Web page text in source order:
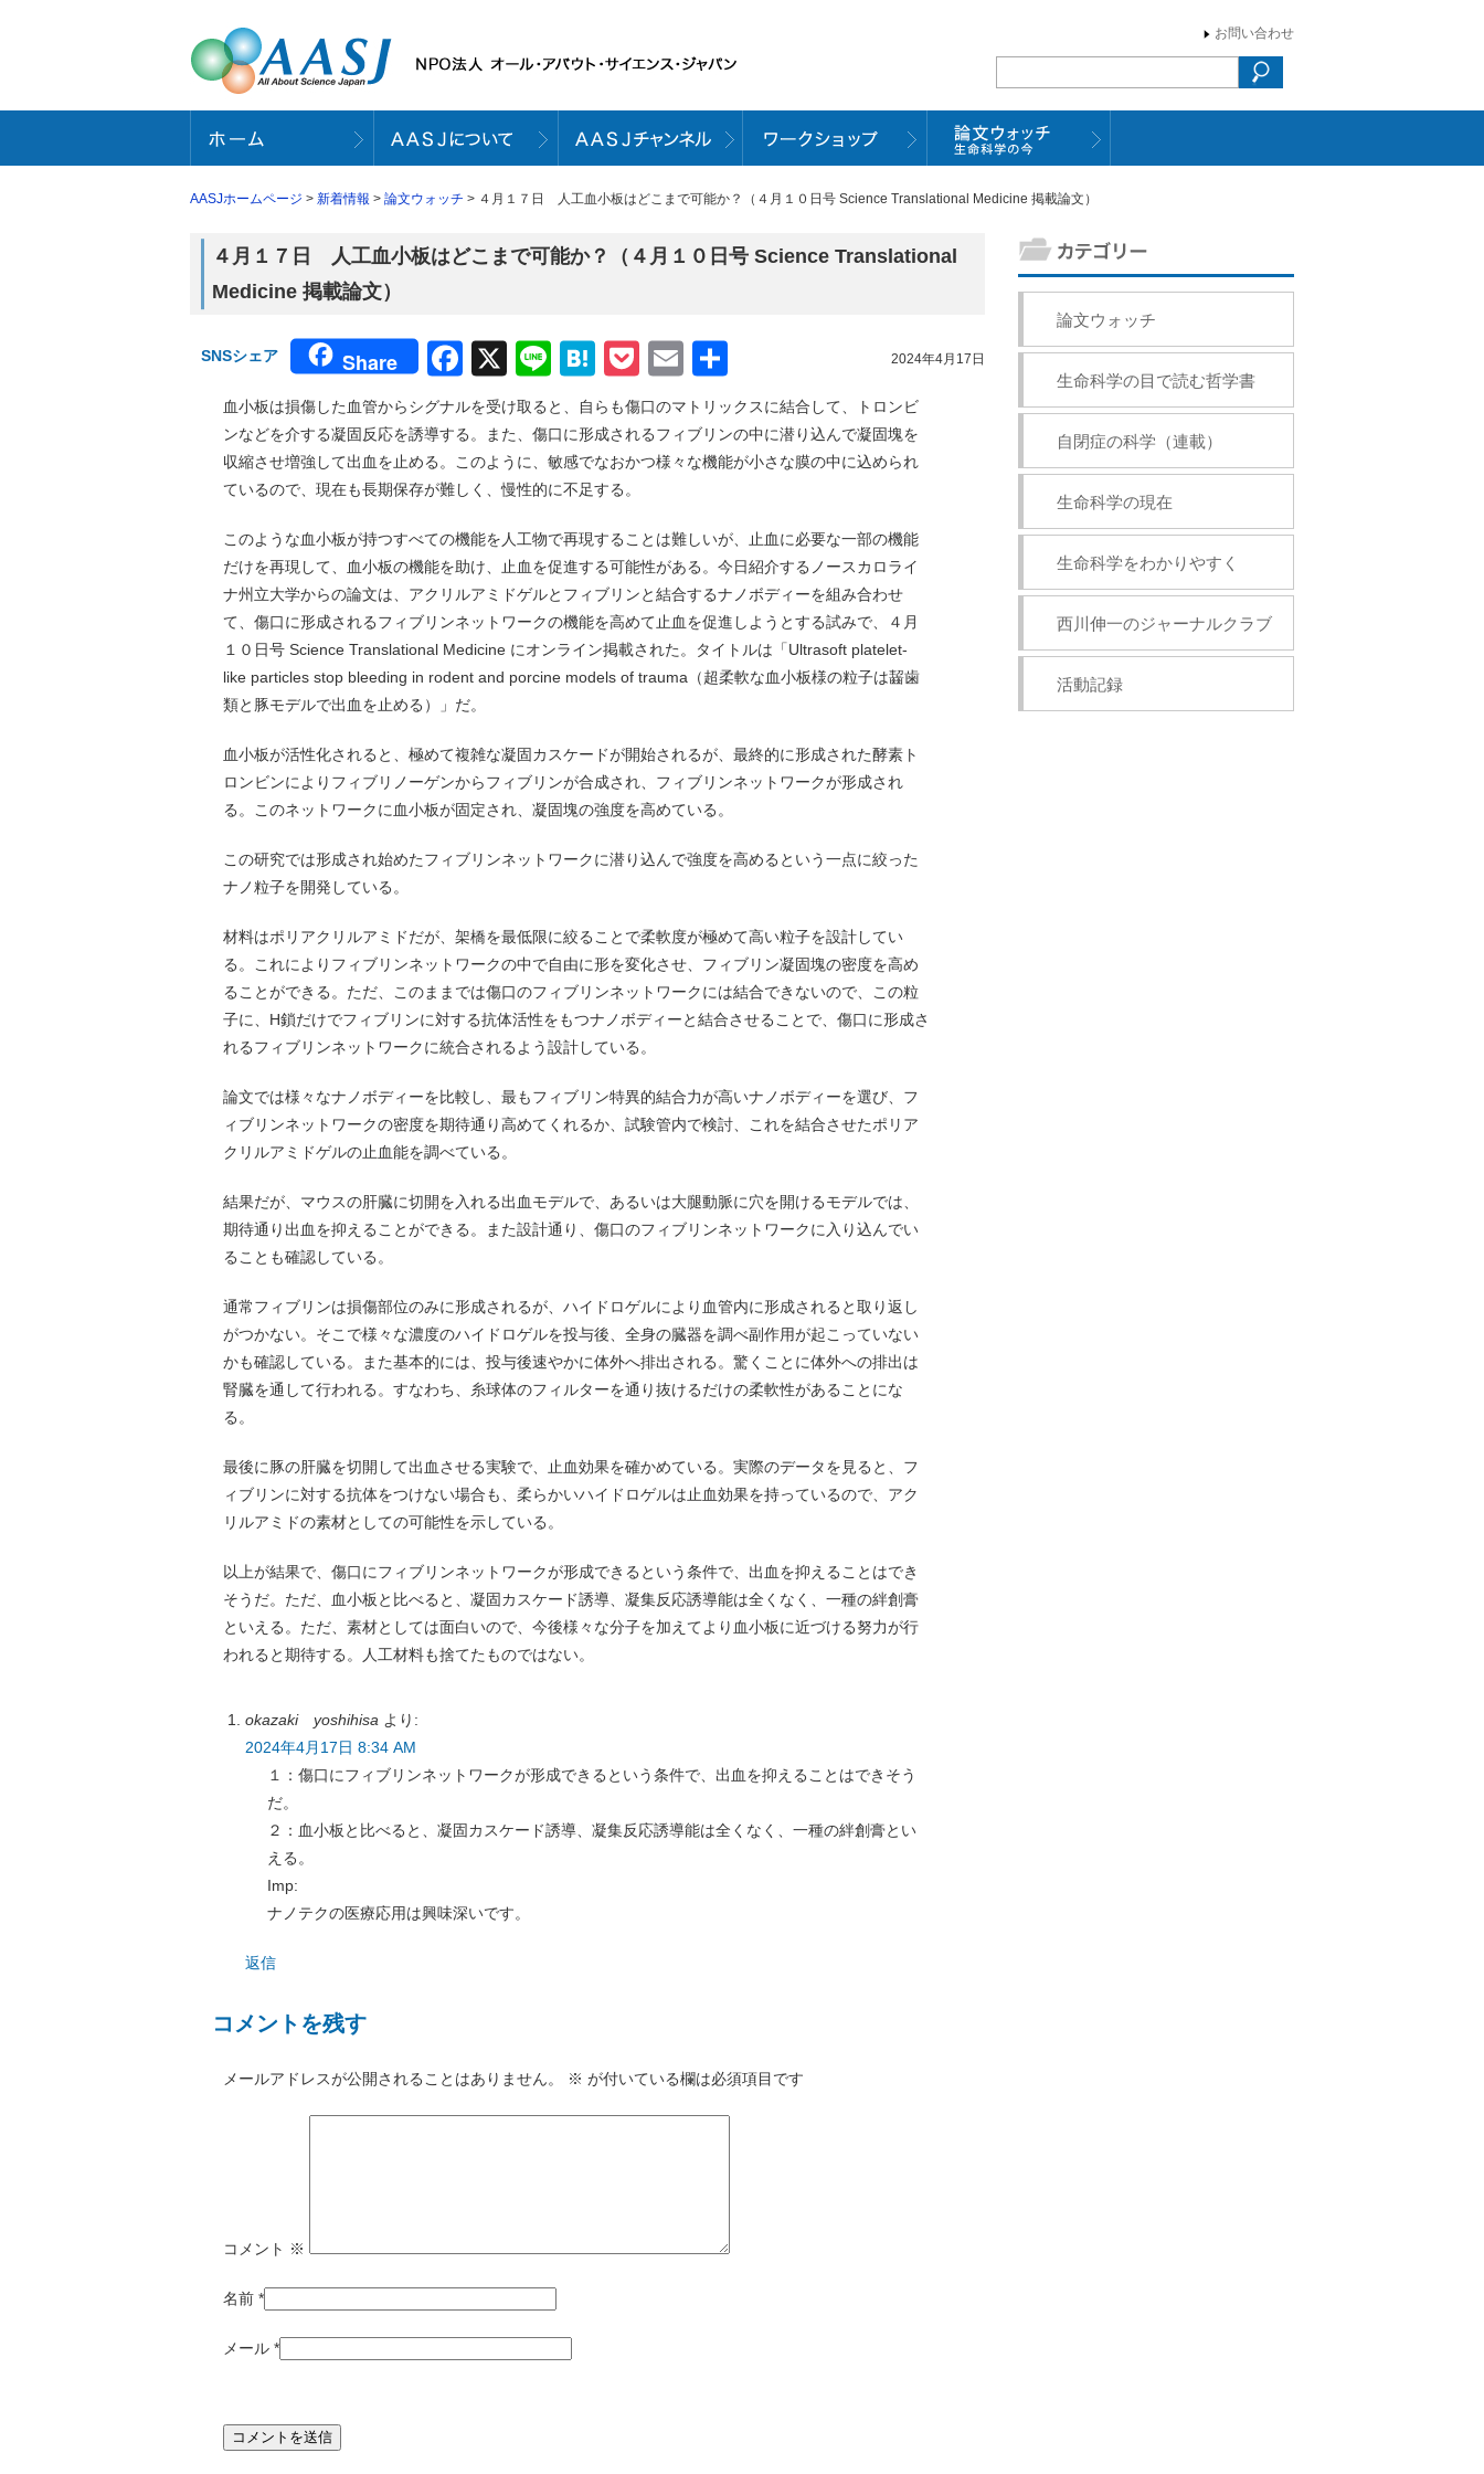
お問い合わせ
AASJホームページ > 新着情報 > 論文ウォッチ > ４月１７日 人工血小板はどこまで可能か？（４月１０日号 Science Translational Medicine 掲載論文）
４月１７日 人工血小板はどこまで可能か？（４月１０日号 Science Translational
Medicine 掲載論文）
2024年4月17日
SNSシェア Share Facebook
X LineHatena
Pocket
Email
有
血小板は損傷した血管からシグナルを受け取ると、自らも傷口のマトリックスに結合して、トロンビ
ンなどを介する凝固反応を誘導する。また、傷口に形成されるフィブリンの中に潜り込んで凝固塊を
収縮させ増強して出血を止める。このように、敏感でなおかつ様々な機能が小さな膜の中に込められ
ているので、現在も長期保存が難しく、慢性的に不足する。
このような血小板が持つすべての機能を人工物で再現することは難しいが、止血に必要な一部の機能
だけを再現して、血小板の機能を助け、止血を促進する可能性がある。今日紹介するノースカロライ
ナ州立大学からの論文は、アクリルアミドゲルとフィブリンと結合するナノボディーを組み合わせ
て、傷口に形成されるフィブリンネットワークの機能を高めて止血を促進しようとする試みで、４月
１０日号 Science Translational Medicine にオンライン掲載された。タイトルは「Ultrasoft platelet-
like particles stop bleeding in rodent and porcine models of trauma（超柔軟な血小板様の粒子は齧歯
類と豚モデルで出血を止める）」だ。
血小板が活性化されると、極めて複雑な凝固カスケードが開始されるが、最終的に形成された酵素ト
ロンビンによりフィブリノーゲンからフィブリンが合成され、フィブリンネットワークが形成され
る。このネットワークに血小板が固定され、凝固塊の強度を高めている。
この研究では形成され始めたフィブリンネットワークに潜り込んで強度を高めるという一点に絞った
ナノ粒子を開発している。
材料はポリアクリルアミドだが、架橋を最低限に絞ることで柔軟度が極めて高い粒子を設計してい
る。これによりフィブリンネットワークの中で自由に形を変化させ、フィブリン凝固塊の密度を高め
ることができる。ただ、このままでは傷口のフィブリンネットワークには結合できないので、この粒
子に、H鎖だけでフィブリンに対する抗体活性をもつナノボディーと結合させることで、傷口に形成さ
れるフィブリンネットワークに統合されるよう設計している。
論文では様々なナノボディーを比較し、最もフィブリン特異的結合力が高いナノボディーを選び、フ
ィブリンネットワークの密度を期待通り高めてくれるか、試験管内で検討、これを結合させたポリア
クリルアミドゲルの止血能を調べている。
結果だが、マウスの肝臓に切開を入れる出血モデルで、あるいは大腿動脈に穴を開けるモデルでは、
期待通り出血を抑えることができる。また設計通り、傷口のフィブリンネットワークに入り込んでい
ることも確認している。
通常フィブリンは損傷部位のみに形成されるが、ハイドロゲルにより血管内に形成されると取り返し
がつかない。そこで様々な濃度のハイドロゲルを投与後、全身の臓器を調べ副作用が起こっていない
かも確認している。また基本的には、投与後速やかに体外へ排出される。驚くことに体外への排出は
腎臓を通して行われる。すなわち、糸球体のフィルターを通り抜けるだけの柔軟性があることにな
る。
最後に豚の肝臓を切開して出血させる実験で、止血効果を確かめている。実際のデータを見ると、フ
ィブリンに対する抗体をつけない場合も、柔らかいハイドロゲルは止血効果を持っているので、アク
リルアミドの素材としての可能性を示している。
以上が結果で、傷口にフィブリンネットワークが形成できるという条件で、出血を抑えることはでき
そうだ。ただ、血小板と比べると、凝固カスケード誘導、凝集反応誘導能は全くなく、一種の絆創膏
といえる。ただ、素材としては面白いので、今後様々な分子を加えてより血小板に近づける努力が行
われると期待する。人工材料も捨てたものではない。
okazaki yoshihisa より:
2024年4月17日 8:34 AM
１：傷口にフィブリンネットワークが形成できるという条件で、出血を抑えることはできそう
だ。
２：血小板と比べると、凝固カスケード誘導、凝集反応誘導能は全くなく、一種の絆創膏とい
える。
Imp:
ナノテクの医療応用は興味深いです。
返信
コメントを残す
メールアドレスが公開されることはありません。 ※ が付いている欄は必須項目です
コメント ※
名前 *
メール *
論文ウォッチ
生命科学の目で読む哲学書
自閉症の科学（連載）
生命科学の現在
生命科学をわかりやすく
西川伸一のジャーナルクラブ
活動記録